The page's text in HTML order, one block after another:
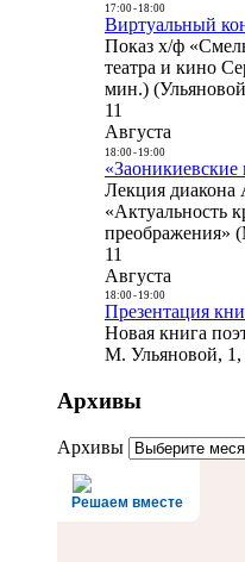
17:00- 18:00
Виртуальный
Показ х/ф
театра и кино
мин.)
11
Августа
18:00- 19:00
«Заоникиевские
Лекция диакона
«Актуальность
преображения»
11
Августа
18:00- 19:00
Презентация
Новая книга
М. Ульяновой,
Архивы
Архивы
Решаем вместе